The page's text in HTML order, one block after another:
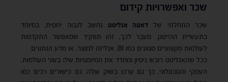
שכר ואפשרויות קידום
שכר התחלתי של דאטה אנליסט נחשב לגבוה יחסית, במיוחד
בתעשיית ההייטק. מעבר לכך, זהו תפקיד שמאפשר התקדמות
לעולמות מקצועיים מגוונים כמו BI, אנליזה למוצר, או מדע הנתונים.
ככל שהאנליסט רוכש ניסיון ומחדד את המיומנויות שלו בשני העולמות,
העסקי והטכנולוגי, כך גם ערכו בשוק עולה. גם כישורים רכים כמו